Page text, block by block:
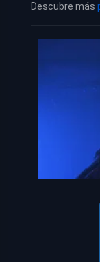
Descubre más